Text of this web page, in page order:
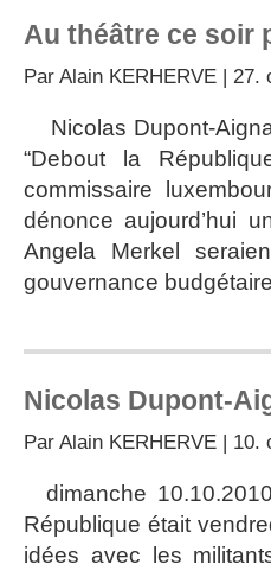
Au théâtre ce soir
Par Alain KERHERVE | 27.
Nicolas Dupont-
“Debout la
commissaire
dénonce aujourd’hui
Angela Merkel
gouvernance
Nicolas Dupont-
Par Alain KERHERVE | 10.
dimanche
République était
idées avec les